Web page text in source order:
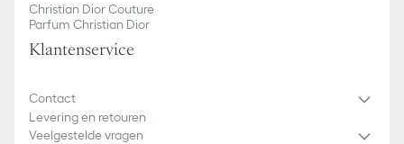
Christian Dior Couture
Parfum Christian Dior
Klantenservice
Contact
Levering en retouren
Veelgestelde vragen